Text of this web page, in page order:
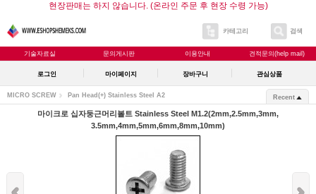
현장판매는 하지 않습니다. (온라인 주문 후 현장 수령 가능)
카테고리 검색
기술자료실 문의게시판 이용안내 견적문의(help mail)
로그인 마이페이지 장바구니 관심상품
MICRO SCREW Pan Head(+) Stainless Steel A2 Recent
마이크로 십자둥근머리볼트 Stainless Steel M1.2(2mm,2.5mm,3mm,
3.5mm,4mm,5mm,6mm,8mm,10mm)